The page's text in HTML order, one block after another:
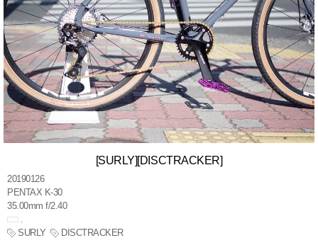
[SURLY][DISCTRACKER]
20190126
PENTAX K-30
35.00mm f/2.40
SURLY DISCTRACKER